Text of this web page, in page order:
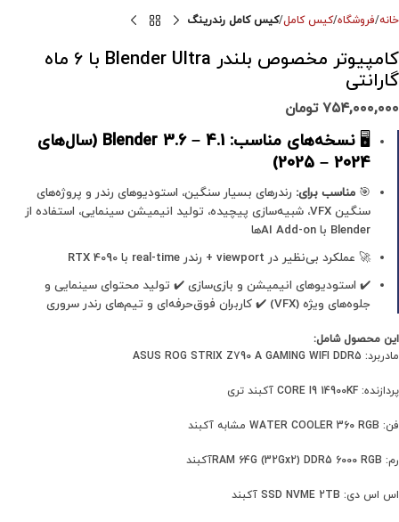
خانه فروشگاه کیس کامل کیس کامل رندرینگ
کامپیوتر مخصوص بلندر Blender Ultra با 6 ماه
گارانتی
۷۵۴,۰۰۰,۰۰۰ تومان
🖥نسخه‌های مناسب:
Blender 3.6 – 4.1 (سال‌های
2024 – 2025)
🎯 مناسب برای: رندرهای بسیار سنگین، استودیوهای رندر و پروژه‌های
سنگین VFX، شبیه‌سازی پیچیده، تولید انیمیشن سینمایی، استفاده از
Blender با AI Add-onها
🚀 عملکرد بی‌نظیر در viewport + رندر real-time با RTX 4090
✔️ استودیوهای انیمیشن و بازی‌سازی ✔️ تولید محتوای سینمایی و
جلوه‌های ویژه (VFX) ✔️ کاربران فوق‌حرفه‌ای و تیم‌های رندر سروری
این محصول شامل:
مادربرد: ASUS ROG STRIX Z790 A GAMING WIFI DDR5
پردازنده: CORE I9 14900KF آکبند تری
فن: WATER COOLER 360 RGB مشابه آکبند
رم: RAM 64G (32Gx2) DDR5 6000 RGBآکبند
اس اس دی: SSD NVME 2TB آکبند